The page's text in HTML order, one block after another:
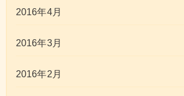
2016年4月
2016年3月
2016年2月